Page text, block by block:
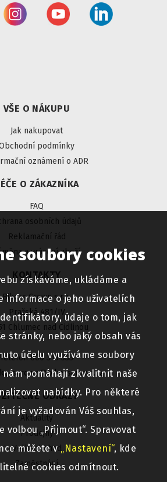
soubory cookies
získáváme, ukládáme a
informace o jeho uživatelích
údaje o tom, jak
stránky, nebo jaký obsah vás
účelu využíváme soubory
nám pomáhají zkvalitnit naše
nabídky. Pro některé
je vyžadován Váš souhlas,
volbou „Přijmout“. Spravovat
můžete v„Nastavení“, kde
cookies odmítnout.
VŠE O NÁKUPU
Jak nakupovat
podmínky
oznámení o ADR
O ZÁKAZNÍKA
FAQ
osobních údajů
Reklamační řád
a vrácení zboží
KONTAKTY
Bikers Crown s.r.o.
Pražská 481/IV
Chlumec nad Cidlinou
Telefon 800 313 333
ODKAZY
Aktuality
Prodejny
Velkoobchod
Zaměstnání